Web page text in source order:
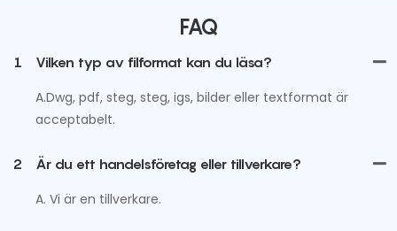
FAQ
1
Vilken typ av filformat kan du läsa?
A.Dwg, pdf, steg, steg, igs, bilder eller textformat är
acceptabelt.
2
Är du ett handelsföretag eller tillverkare?
A. Vi är en tillverkare.